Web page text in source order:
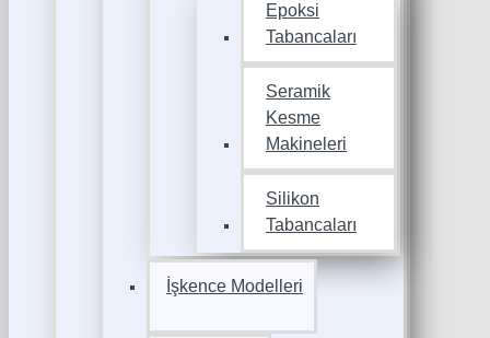
Epoksi
Tabancaları
Seramik
Kesme
Makineleri
Silikon
Tabancaları
İşkence Modelleri